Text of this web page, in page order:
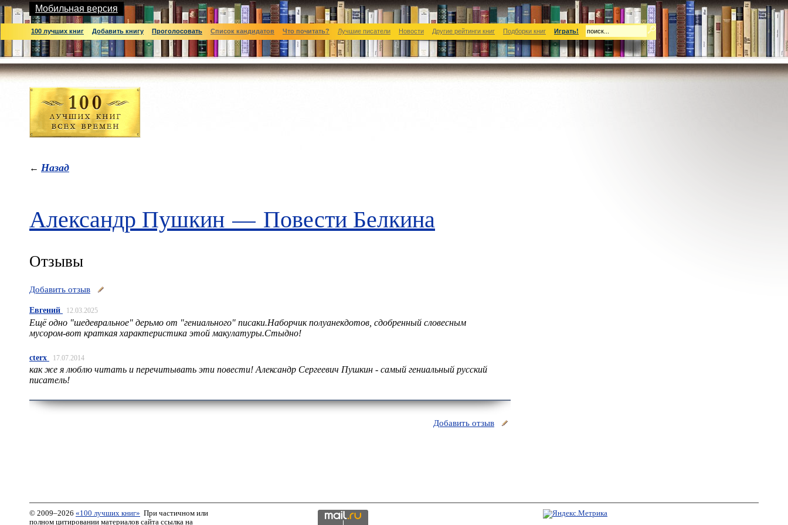
Мобильная версия
100 лучших книг Добавить книгу Проголосовать Список кандидатов Что почитать? Лучшие писатели Новости Другие рейтинги книг Подборки книг Играть!
← Назад
Александр Пушкин — Повести Белкина
Отзывы
Добавить отзыв
Евгений 12.03.2025
Ещё одно "шедевральное" дерьмо от "гениального" писаки.Наборчик полуанекдотов, сдобренный словесным
мусором-вот краткая характеристика этой макулатуры.Стыдно!
cterx 17.07.2014
как же я люблю читать и перечитывать эти повести! Александр Сергеевич Пушкин - самый гениальный русский
писатель!
Добавить отзыв
© 2009–2026 «100 лучших книг» При частичном или
полном цитировании материалов сайта ссылка на